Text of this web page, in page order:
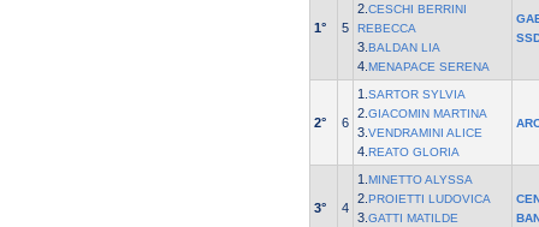
1° 5
2. CESCHI BERRINI
REBECCA
3. BALDAN LIA
4. MENAPACE SERENA
2° 6
1. SARTOR SYLVIA
2. GIACOMIN MARTINA
3. VENDRAMINI ALICE
4. REATO GLORIA
3° 4
1. MINETTO ALYSSA
2. PROIETTI LUDOVICA
3. GATTI MATILDE